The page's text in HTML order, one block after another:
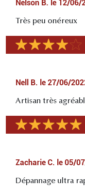
Nelson B. le 12/06/
Très peu onéreux
Nell B. le 27/06/
Artisan très
Zacharie C. le 05/
Dépannage ultra